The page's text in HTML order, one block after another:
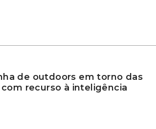
de outdoors em torno das
recurso à inteligência